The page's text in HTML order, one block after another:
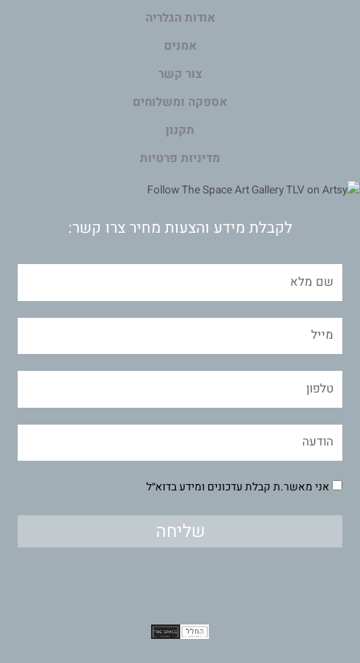
אודות הגלריה
אמנים
צור קשר
אספקה ומשלוחים
תקנון
מדיניות פרטיות
לקבלת מידע והצעות מחיר צרו קשר:
אני מאשר.ת קבלת עדכונים ומידע בדוא״ל
שליחה